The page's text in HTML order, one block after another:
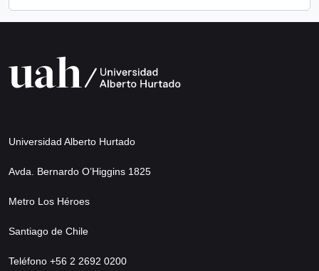
Universidad Alberto Hurtado
Avda. Bernardo O’Higgins 1825
Metro Los Héroes
Santiago de Chile
Teléfono +56 2 2692 0200